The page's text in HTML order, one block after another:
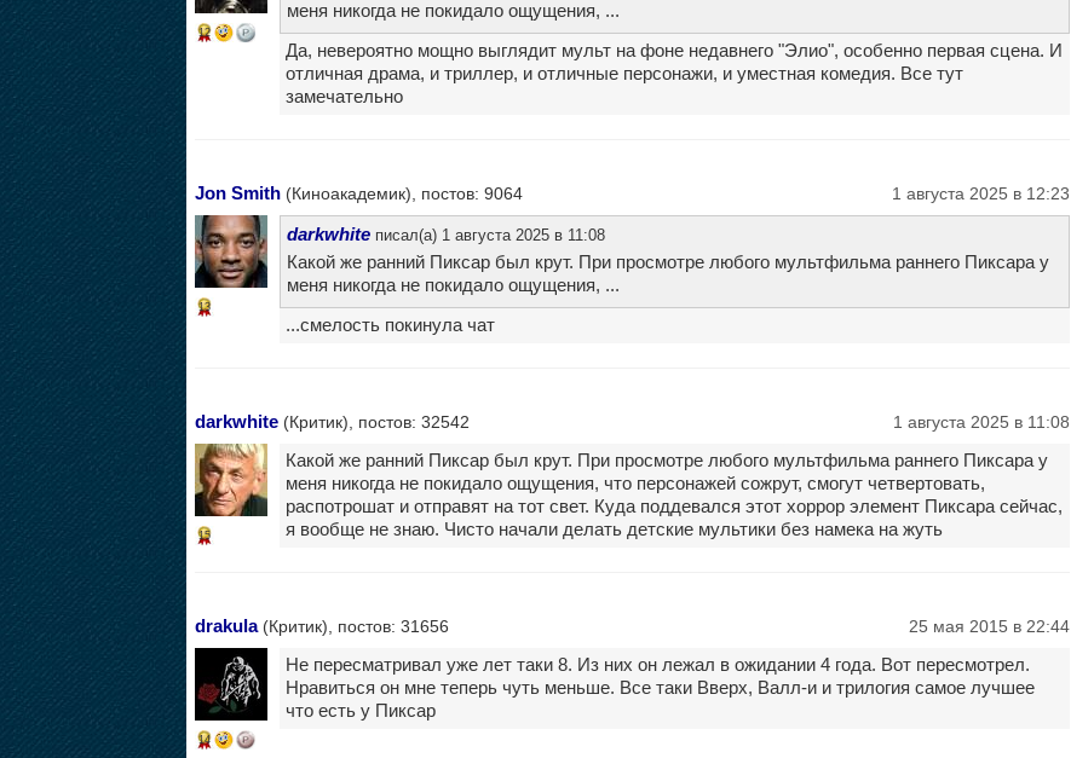
12
меня никогда не покидало ощущения, ...
Да, невероятно мощно выглядит мульт на фоне недавнего "Элио", особенно первая сцена. И
отличная драма, и триллер, и отличные персонажи, и уместная комедия. Все тут
замечательно
Jon Smith(Киноакадемик), постов: 9064 1 августа 2025 в 12:23
13
darkwhiteписал(а) 1 августа 2025 в 11:08
Какой же ранний Пиксар был крут. При просмотре любого мультфильма раннего Пиксара у
меня никогда не покидало ощущения, ...
...смелость покинула чат
darkwhite(Критик), постов: 32542 1 августа 2025 в 11:08
15
Какой же ранний Пиксар был крут. При просмотре любого мультфильма раннего Пиксара у
меня никогда не покидало ощущения, что персонажей сожрут, смогут четвертовать,
распотрошат и отправят на тот свет. Куда поддевался этот хоррор элемент Пиксара сейчас,
я вообще не знаю. Чисто начали делать детские мультики без намека на жуть
drakula(Критик), постов: 31656 25 мая 2015 в 22:44
14
Не пересматривал уже лет таки 8. Из них он лежал в ожидании 4 года. Вот пересмотрел.
Нравиться он мне теперь чуть меньше. Все таки Вверх, Валл-и и трилогия самое лучшее
что есть у Пиксар